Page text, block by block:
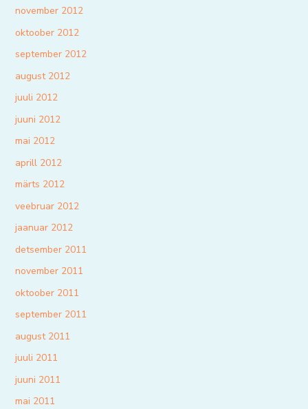
november 2012
oktoober 2012
september 2012
august 2012
juuli 2012
juuni 2012
mai 2012
aprill 2012
märts 2012
veebruar 2012
jaanuar 2012
detsember 2011
november 2011
oktoober 2011
september 2011
august 2011
juuli 2011
juuni 2011
mai 2011